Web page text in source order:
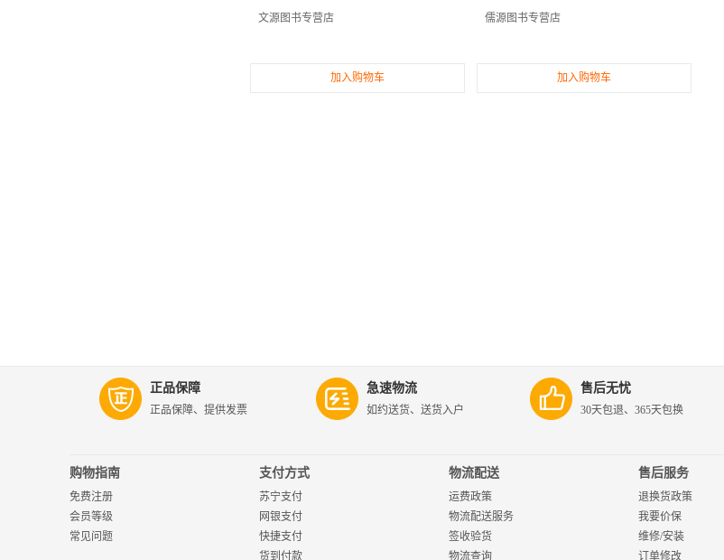
文源图书专营店
加入购物车
儒源图书专营店
加入购物车
正品保障
正品保障、提供发票
急速物流
如约送货、送货入户
售后无忧
30天包退、365天包换
购物指南
免费注册
会员等级
常见问题
支付方式
苏宁支付
网银支付
快捷支付
货到付款
物流配送
运费政策
物流配送服务
签收验货
物流查询
售后服务
退换货政策
我要价保
维修/安装
订单修改